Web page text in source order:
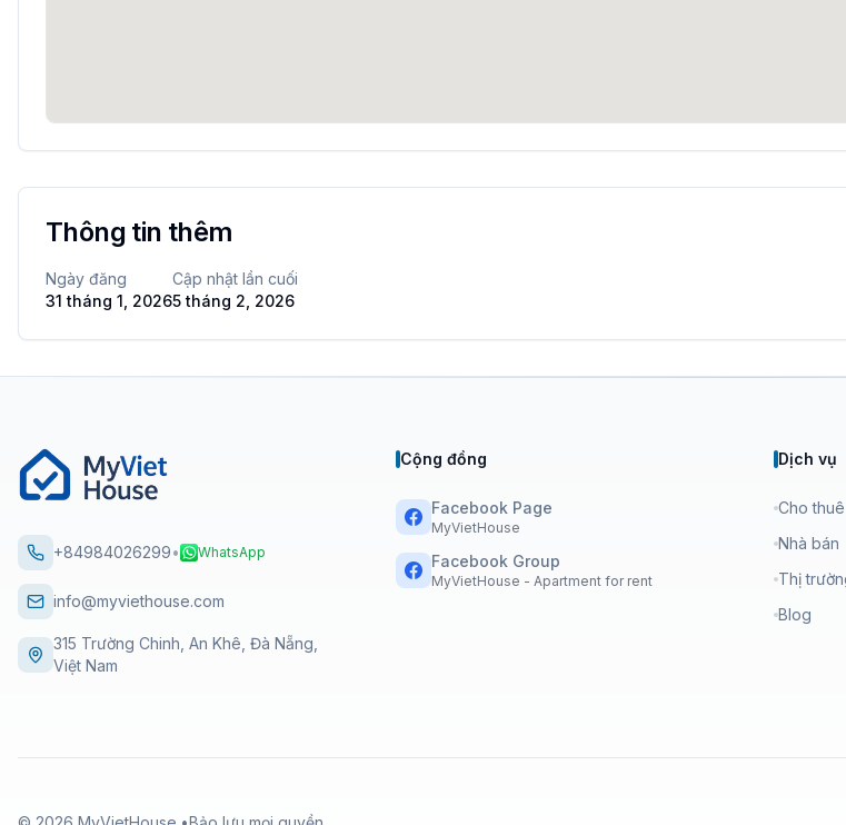
Thông tin thêm
Ngày đăng
31 tháng 1, 2026
Cập nhật lần cuối
5 tháng 2, 2026
+84984026299• WhatsApp
info@myviethouse.com
315 Trường Chinh, An Khê, Đà Nẵng,
Việt Nam
Cộng đồng
Facebook Page
MyVietHouse
Facebook Group
MyVietHouse - Apartment for rent
Dịch vụ
Cho thuê
Nhà bán
Thị
Blog